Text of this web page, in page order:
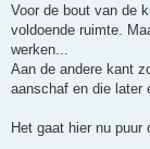
Voor de bout van de
voldoende ruimte.
werken...
Aan de andere kant
aanschaf en die later
Het gaat hier nu puur